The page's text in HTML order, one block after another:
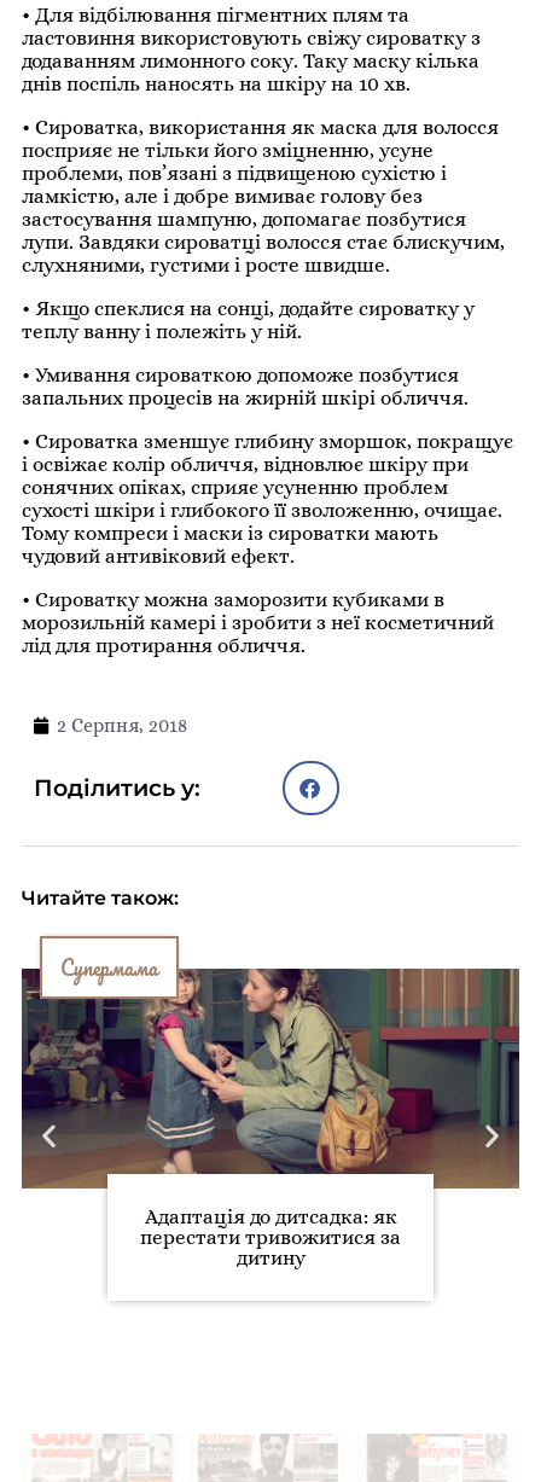
• Для відбілювання пігментних плям та
ластовиння використовують свіжу сироватку з
додаванням лимонного соку. Таку маску кілька
днів поспіль наносять на шкіру на 10 хв.
• Сироватка, використання як маска для волосся
посприяє не тільки його зміцненню, усуне
проблеми, пов’язані з підвищеною сухістю і
ламкістю, але і добре вимиває голову без
застосування шампуню, допомагає позбутися
лупи. Завдяки сироватці волосся стає блискучим,
слухняними, густими і росте швидше.
• Якщо спеклися на сонці, додайте сироватку у
теплу ванну і полежіть у ній.
• Умивання сироваткою допоможе позбутися
запальних процесів на жирній шкірі обличчя.
• Сироватка зменшує глибину зморшок, покращує
і освіжає колір обличчя, відновлює шкіру при
сонячних опіках, сприяє усуненню проблем
сухості шкіри і глибокого її зволоженню, очищає.
Тому компреси і маски із сироватки мають
чудовий антивіковий ефект.
• Сироватку можна заморозити кубиками в
морозильній камері і зробити з неї косметичний
лід для протирання обличчя.
2 Серпня, 2018
Поділитись у:
Читайте також:
Супермама
Адаптація до дитсадка: як
перестати тривожитися за
дитину